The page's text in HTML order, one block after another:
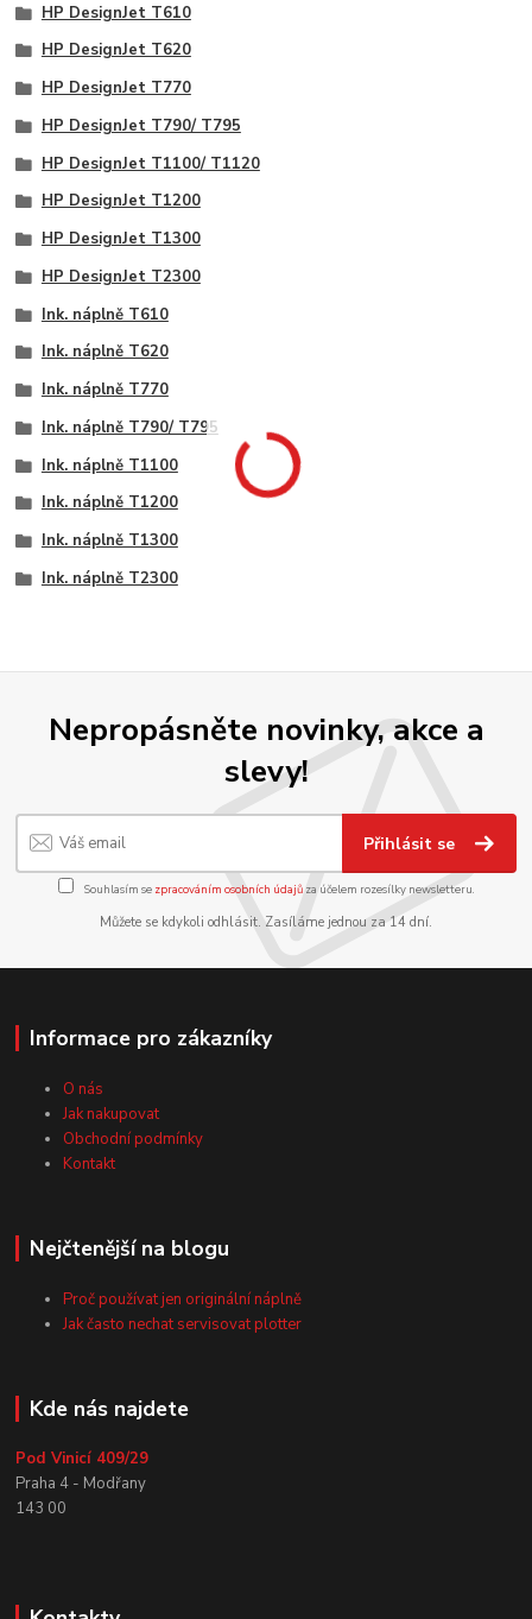
HP DesignJet T610
HP DesignJet T620
HP DesignJet T770
HP DesignJet T790/ T795
HP DesignJet T1100/ T1120
HP DesignJet T1200
HP DesignJet T1300
HP DesignJet T2300
Ink. náplně T610
Ink. náplně T620
Ink. náplně T770
Ink. náplně T790/ T795
Ink. náplně T1100
Ink. náplně T1200
Ink. náplně T1300
Ink. náplně T2300
Nepropásněte novinky, akce a
slevy!
Přihlásit se
Souhlasím se zpracováním osobních údajůza účelem rozesílky newsletteru.
Můžete se kdykoli odhlásit. Zasíláme jednou za 14 dní.
Informace pro zákazníky
O nás
Jak nakupovat
Obchodní podmínky
Kontakt
Nejčtenější na blogu
Proč používat jen originální náplně
Jak často nechat servisovat plotter
Kde nás najdete
Pod Vinicí 409/29
Praha 4 - Modřany
143 00